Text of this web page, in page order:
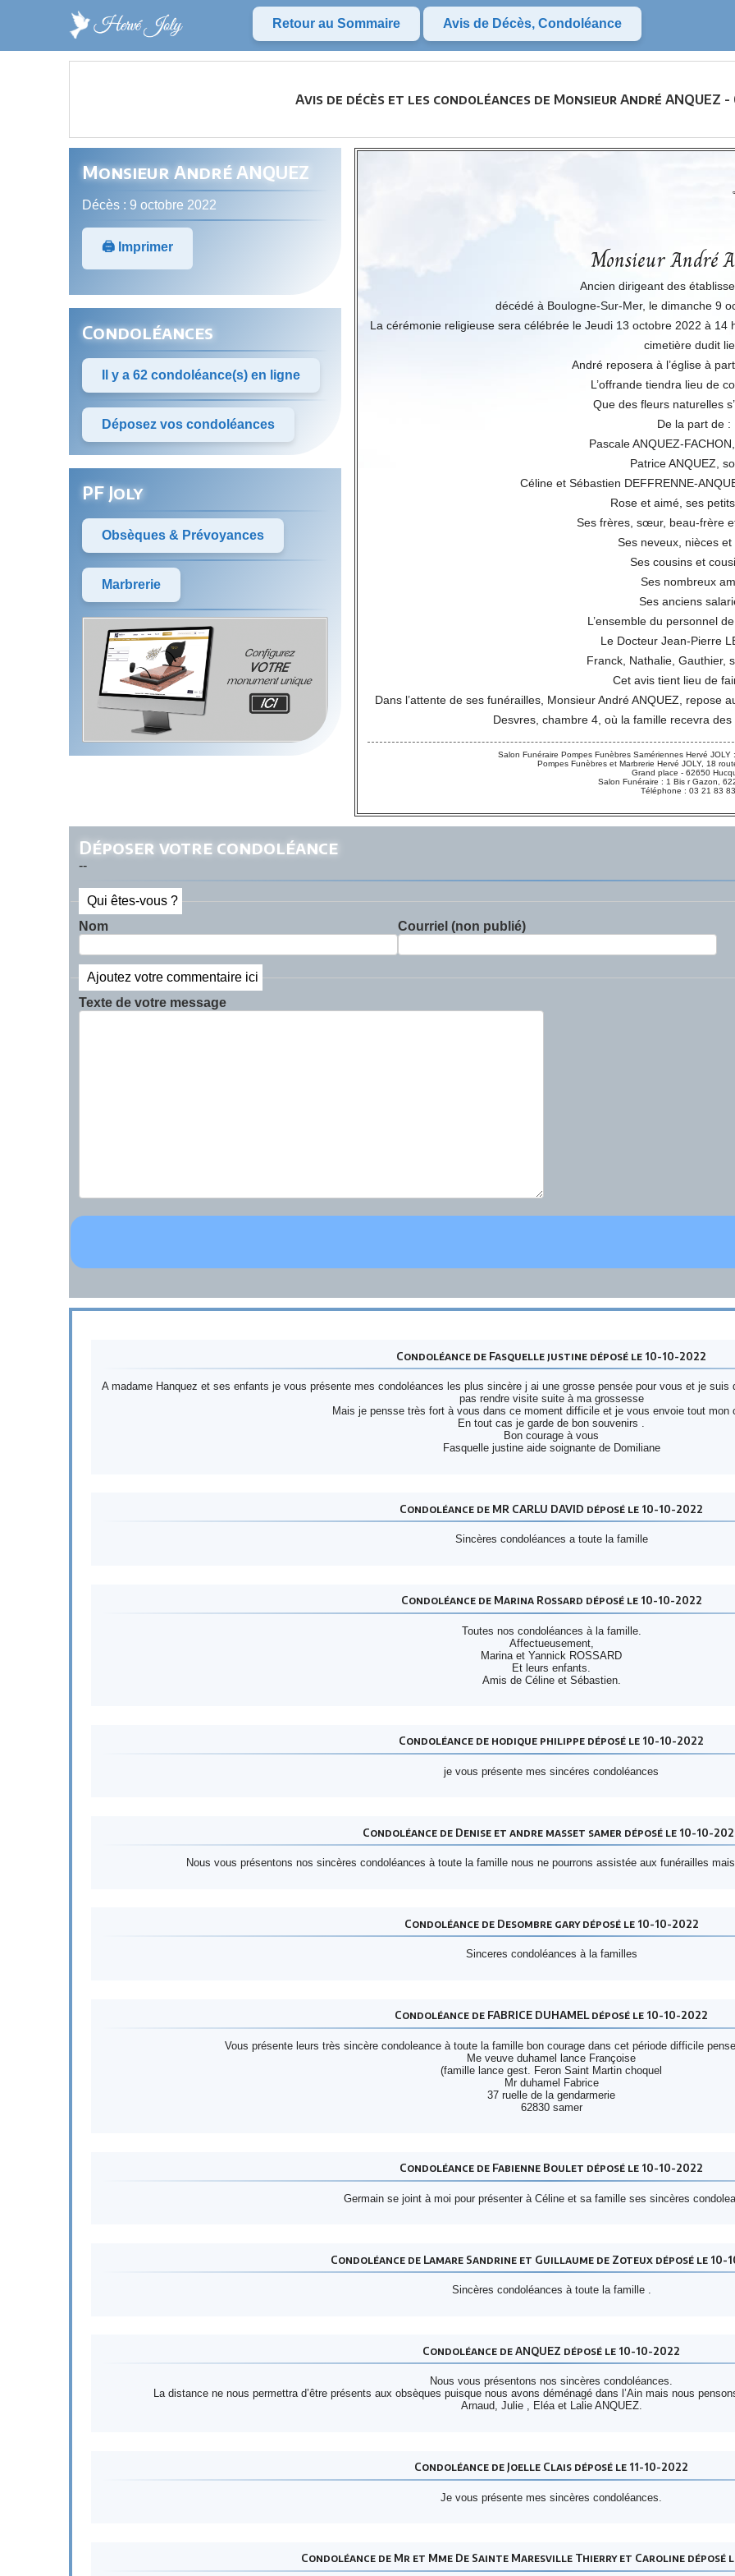
Retour au Sommaire Avis de Décès, Condoléance
Avis de décès et les condoléances de Monsieur André ANQUEZ -
Monsieur André ANQUEZ
Décès : 9 octobre 2022
🖨️ Imprimer
Condoléances
Il y a 62 condoléance(s) en ligne
Déposez vos condoléances
PF Joly
Obsèques & Prévoyances
Marbrerie
Monsieur André
Ancien dirigeant des
décédé à Boulogne-Sur-Mer, le dimanche 9
La cérémonie religieuse sera célébrée le Jeudi 13 octobre 2022 à 14
cimetière dudit
André reposera à l’église à
L’offrande tiendra lieu de
Que des fleurs naturelles
De la part de :
Pascale ANQUEZ-
Patrice ANQUEZ,
Céline et Sébastien DEFFRENNE-
Rose et aimé, ses
Ses frères, sœur, beau-frère
Ses neveux, nièces et
Ses cousins et
Ses nombreux
Ses anciens
L’ensemble du personnel
Le Docteur Jean-Pierre
Franck, Nathalie, Gauthier,
Cet avis tient lieu de
Dans l’attente de ses funérailles, Monsieur André ANQUEZ, repose
Desvres, chambre 4, où la famille recevra
Salon Funéraire Pompes Funèbres Samériennes Hervé
Pompes Funèbres et Marbrerie Hervé JOLY, 18
Grand place - 62650
Salon Funéraire : 1 Bis r Gazon,
Téléphone : 03 21 83
Déposer votre condoléance
--
Qui êtes-vous ?
Nom
Courriel (non publié)
Ajoutez votre commentaire ici
Texte de votre message
Condoléance de Fasquelle justine déposé le 10-10-2022
A madame Hanquez et ses enfants je vous présente mes condoléances les plus sincère j ai une grosse pensée pour vous et je
pas rendre visite suite à ma grossesse
Mais je pensse très fort à vous dans ce moment difficile et je vous envoie tout mon
En tout cas je garde de bon souvenirs .
Bon courage à vous
Fasquelle justine aide soignante de Domiliane
Condoléance de MR CARLU DAVID déposé le 10-10-2022
Sincères condoléances a toute la famille
Condoléance de Marina Rossard déposé le 10-10-2022
Toutes nos condoléances à la famille.
Affectueusement,
Marina et Yannick ROSSARD
Et leurs enfants.
Amis de Céline et Sébastien.
Condoléance de hodique philippe déposé le 10-10-2022
je vous présente mes sincéres condoléances
Condoléance de Denise et andre masset samer déposé le 10-10-
Nous vous présentons nos sincères condoléances à toute la famille nous ne pourrons assistée aux funérailles
Condoléance de Desombre gary déposé le 10-10-2022
Sinceres condoléances à la familles
Condoléance de FABRICE DUHAMEL déposé le 10-10-2022
Vous présente leurs très sincère condoleance à toute la famille bon courage dans cet période difficile
Me veuve duhamel lance Françoise
(famille lance gest. Feron Saint Martin choquel
Mr duhamel Fabrice
37 ruelle de la gendarmerie
62830 samer
Condoléance de Fabienne Boulet déposé le 10-10-2022
Germain se joint à moi pour présenter à Céline et sa famille ses sincères
Condoléance de Lamare Sandrine et Guillaume de Zoteux déposé le 10-
Sincères condoléances à toute la famille .
Condoléance de ANQUEZ déposé le 10-10-2022
Nous vous présentons nos sincères condoléances.
La distance ne nous permettra d’être présents aux obsèques puisque nous avons déménagé dans l’Ain mais nous
Arnaud, Julie , Eléa et Lalie ANQUEZ.
Condoléance de Joelle Clais déposé le 11-10-2022
Je vous présente mes sincères condoléances.
Condoléance de Mr et Mme De Sainte Maresville Thierry et Caroline déposé